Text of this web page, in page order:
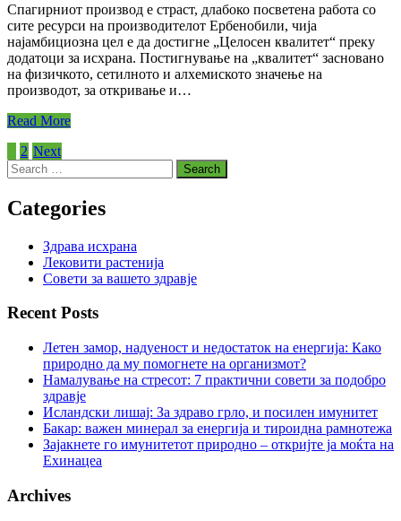
додатоци
за
исхрана
од
Ербенобили!?
Спагирниот производ е страст, длабоко посветена работа со
сите ресурси на производителот Ербенобили, чија
најамбициозна цел е да достигне „Целосен квалитет“ преку
додатоци за исхрана. Постигнување на „квалитет“ засновано
на физичкото, сетилното и алхемиското значење на
производот, за откривање и…
Read More
Posts
pagination
2 Next
Search
for:
Categories
Здрава исхрана
Лековити растенија
Совети за вашето здравје
Recent Posts
Летен замор, надуеност и недостаток на енергија: Како
природно да му помогнете на организмот?
Намалување на стресот: 7 практични совети за подобро
здравје
Исландски лишај: За здраво грло, и посилен имунитет
Бакар: важен минерал за енергија и тироидна рамнотежа
Зајакнете го имунитетот природно – откријте ја моќта на
Ехинацеа
Archives